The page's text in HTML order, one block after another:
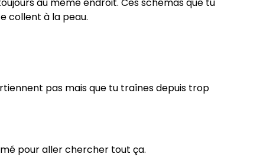
collent à la peau.
pas mais que tu traînes depuis trop
pour aller chercher tout ça.